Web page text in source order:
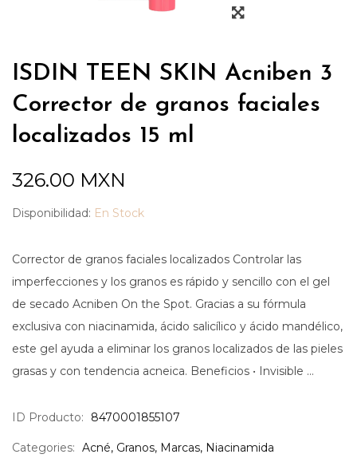
ISDIN TEEN SKIN Acniben 3
Corrector de granos faciales
localizados 15 ml
326.00 MXN
Disponibilidad: En Stock
Corrector de granos faciales localizados Controlar las
imperfecciones y los granos es rápido y sencillo con el gel
de secado Acniben On the Spot. Gracias a su fórmula
exclusiva con niacinamida, ácido salicílico y ácido mandélico,
este gel ayuda a eliminar los granos localizados de las pieles
grasas y con tendencia acneica. Beneficios • Invisible …
ID Producto: 8470001855107
Categories: Acné, Granos, Marcas, Niacinamida